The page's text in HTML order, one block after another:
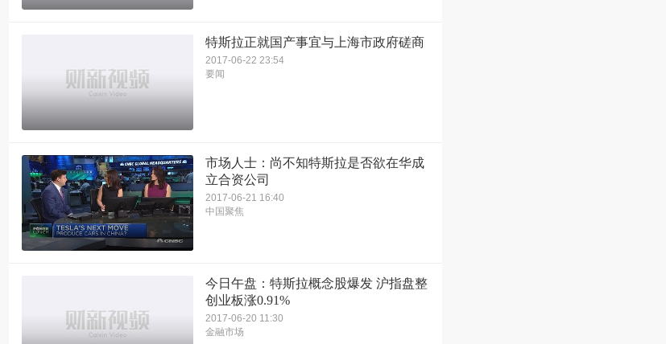
特斯拉正就国产事宜与上海市政府磋商
2017-06-22 23:54
要闻
市场人士：尚不知特斯拉是否欲在华成
立合资公司
2017-06-21 16:40
中国聚焦
今日午盘：特斯拉概念股爆发 沪指盘整
创业板涨0.91%
2017-06-20 11:30
金融市场